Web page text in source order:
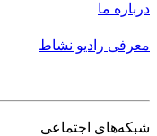
درباره ما
معرفی رادیو نشاط
شبکه‌های اجتماعی